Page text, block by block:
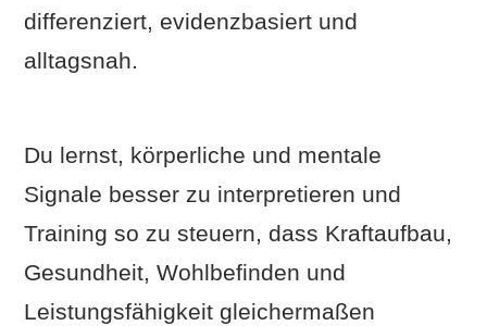
differenziert, evidenzbasiert und
alltagsnah.
Du lernst, körperliche und mentale
Signale besser zu interpretieren und
Training so zu steuern, dass Kraftaufbau,
Gesundheit, Wohlbefinden und
Leistungsfähigkeit gleichermaßen